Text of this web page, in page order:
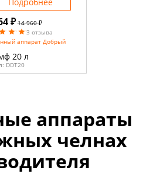
₽ 14 960 ₽
3 отзыва
аппарат Добрый
20 л
DDT20
аппараты
челнах